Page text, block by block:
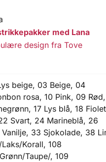
med Lana
design fra Tove
beige, 03 Beige, 04
rosa, 10 Pink, 09 Rød,
17 Lys blå, 18
Svart, 24 Marineblå, 26
33 Sjokolade, 38
Korall, 108
Taupe/, 109